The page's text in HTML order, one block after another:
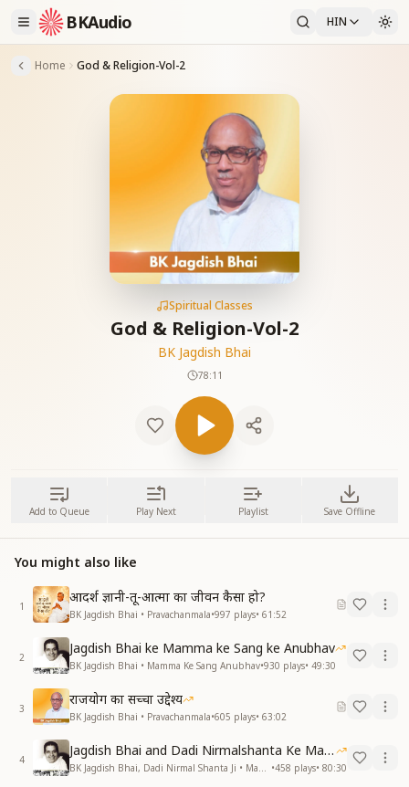
BKAudio HIN
Home God & Religion-Vol-2
Spiritual Classes
God & Religion-Vol-2
BK Jagdish Bhai
78:11
Add to Queue Play Next Playlist Save Offline
You might also like
1
आदर्श ज्ञानी-तू-आत्मा का जीवन कैसा हो?
BK Jagdish Bhai • Pravachanmala•997 plays• 61:52
2
Jagdish Bhai ke Mamma ke Sang ke Anubhav
BK Jagdish Bhai • Mamma Ke Sang Anubhav•930 plays• 49:30
3
राजयोग का सच्चा उद्देश्य
BK Jagdish Bhai • Pravachanmala•605 plays• 63:02
4
Jagdish Bhai and Dadi Nirmalshanta Ke Mamma Ke Saath Ke Anubhav
•458 plays• 80:30